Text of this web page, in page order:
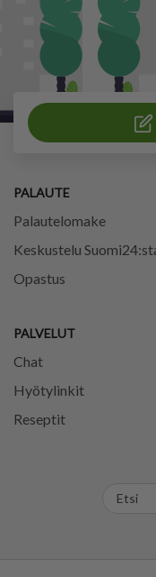
PALAUTE
Palautelomake
Keskustelu
Opastus
PALVELUT
Chat
Hyötylinkit
Reseptit